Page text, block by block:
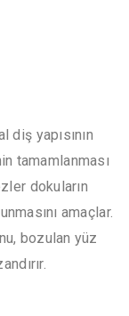
yapısının
tamamlanması
dokuların
amaçlar.
bozulan yüz